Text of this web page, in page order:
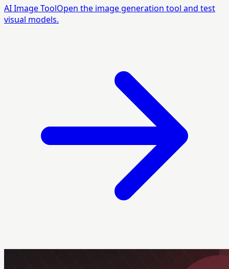
AI Image ToolOpen the image generation tool and test
visual models.